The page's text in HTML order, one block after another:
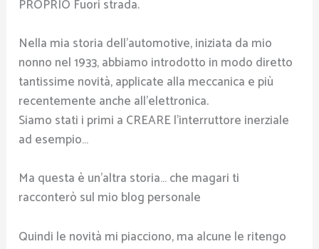
PROPRIO Fuori strada.
Nella mia storia dell’automotive, iniziata da mio
nonno nel 1933, abbiamo introdotto in modo diretto
tantissime novità, applicate alla meccanica e più
recentemente anche all’elettronica.
Siamo stati i primi a CREARE l’interruttore inerziale
ad esempio…
Ma questa è un’altra storia… che magari ti
racconterò sul mio blog personale
Quindi le novità mi piacciono, ma alcune le ritengo